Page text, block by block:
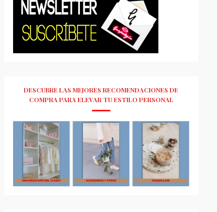
DESCUBRE LAS MEJORES RECOMENDACIONES DE
COMPRA PARA ELEVAR TU ESTILO PERSONAL